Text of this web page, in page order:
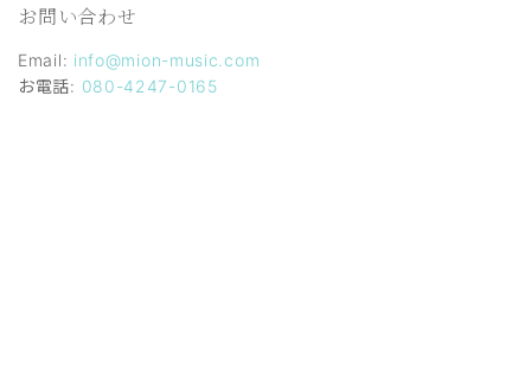
お問い合わせ
Email: info@mion-music.com
お電話: 080-4247-0165